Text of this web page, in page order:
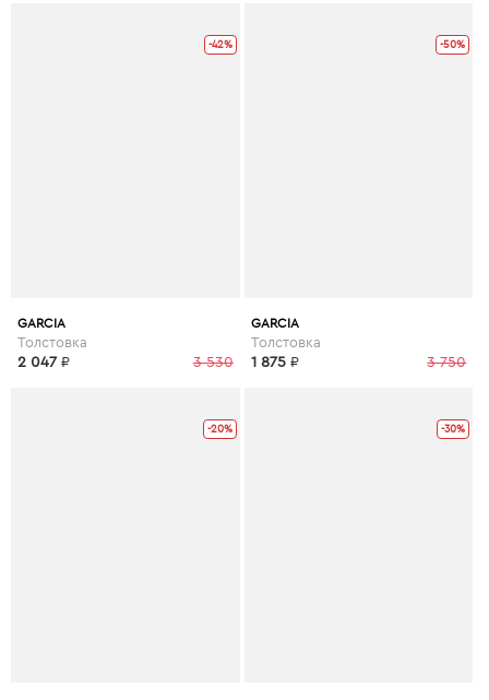
-42%
GARCIA
Толстовка
3 530
2 047 ₽
-50%
GARCIA
Толстовка
3 750
1 875 ₽
-20% -30%